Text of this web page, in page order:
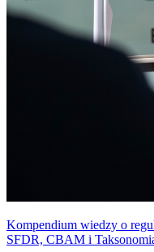
Kompendium wiedzy o
SFDR, CBAM i